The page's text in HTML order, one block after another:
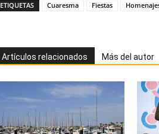
ETIQUETAS Cuaresma Fiestas
Artículos relacionados Más del autor